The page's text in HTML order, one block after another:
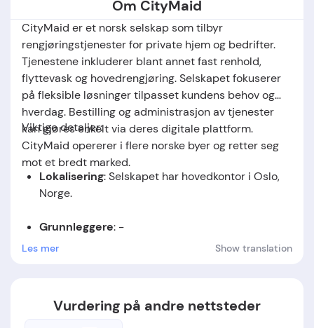
Om CityMaid
CityMaid er et norsk selskap som tilbyr
rengjøringstjenester for private hjem og bedrifter.
Tjenestene inkluderer blant annet fast renhold,
flyttevask og hovedrengjøring. Selskapet fokuserer
på fleksible løsninger tilpasset kundens behov og
hverdag. Bestilling og administrasjon av tjenester
kan gjøres enkelt via deres digitale plattform.
CityMaid opererer i flere norske byer og retter seg
mot et bredt marked.
Viktige detaljer:
Lokalisering: Selskapet har hovedkontor i Oslo,
Norge.
Grunnleggere: -
Les mer Show translation
Vurdering på andre nettsteder